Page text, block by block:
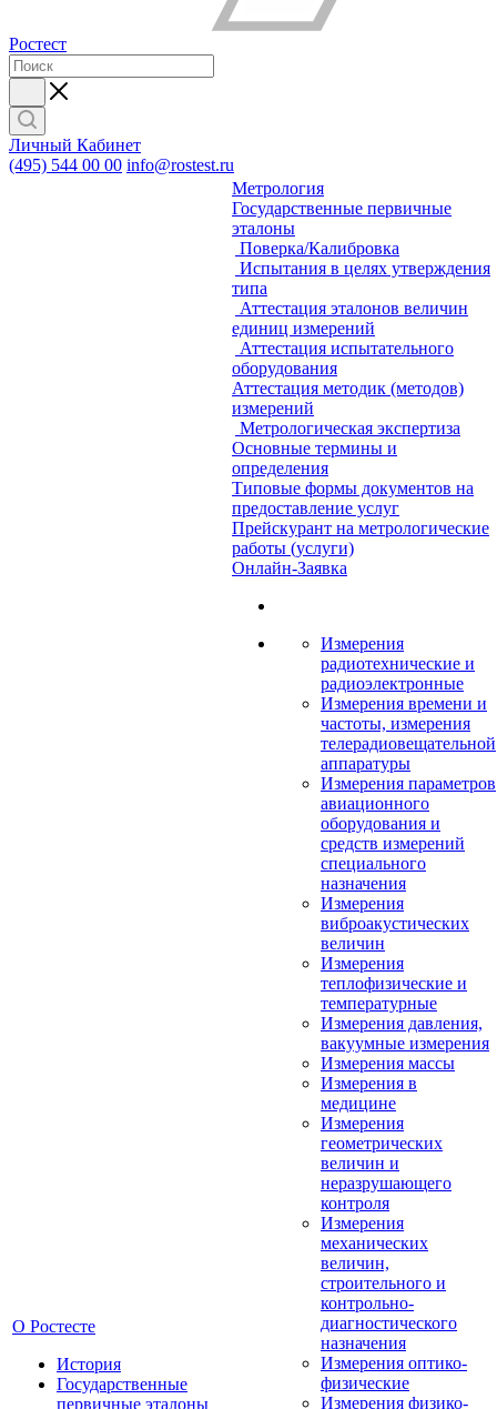
Ростест
Личный Кабинет
(495) 544 00 00 info@rostest.ru
О Ростесте
История
Государственные
первичные эталоны
Метрология
Государственные первичные
эталоны
Поверка/Калибровка
Испытания в целях утверждения
типа
Аттестация эталонов величин
единиц измерений
Аттестация испытательного
оборудования
Аттестация методик (методов)
измерений
Метрологическая экспертиза
Основные термины и
определения
Типовые формы документов на
предоставление услуг
Прейскурант на метрологические
работы (услуги)
Онлайн-Заявка
Измерения
радиотехнические и
радиоэлектронные
Измерения времени и
частоты, измерения
телерадиовещательной
аппаратуры
Измерения параметров
авиационного
оборудования и
средств измерений
специального
назначения
Измерения
виброакустических
величин
Измерения
теплофизические и
температурные
Измерения давления,
вакуумные измерения
Измерения массы
Измерения в
медицине
Измерения
геометрических
величин и
неразрушающего
контроля
Измерения
механических
величин,
строительного и
контрольно-
диагностического
назначения
Измерения оптико-
физические
Измерения физико-